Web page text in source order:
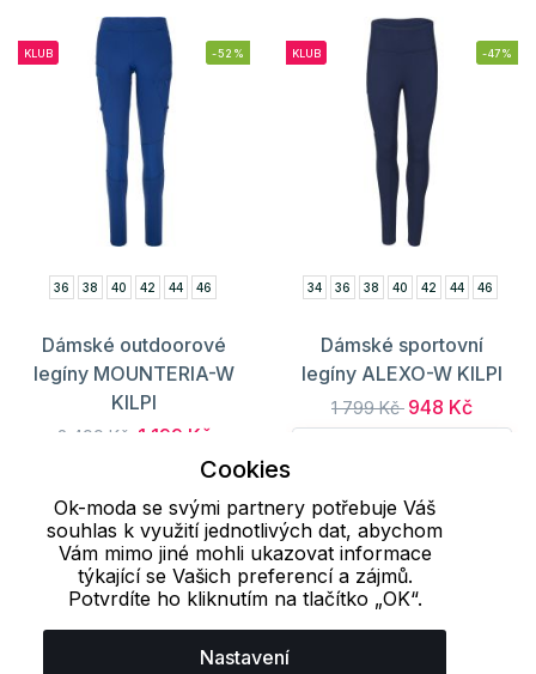
KLUB -52%
36 38 40 42 44 46
Dámské outdoorové
legíny MOUNTERIA-W
KILPI
2 499 Kč 1 199 Kč
S registrací 1 079 Kč
KLUB -47%
34 36 38 40 42 44 46
Dámské sportovní
legíny ALEXO-W KILPI
1 799 Kč 948 Kč
Načíst dalších 24 položek
1 2 3 .. 7 8 9
Cookies
Ok-moda se svými partnery potřebuje Váš
souhlas k využití jednotlivých dat, abychom
Vám mimo jiné mohli ukazovat informace
týkající se Vašich preferencí a zájmů.
Potvrdíte ho kliknutím na tlačítko „OK“.
Nastavení